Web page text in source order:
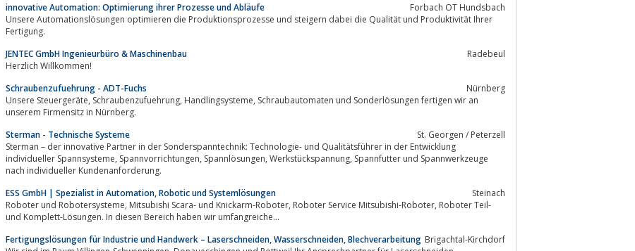
innovative Automation: Optimierung ihrer Prozesse und Abläufe
Forbach OT Hundsbach
Unsere Automationslösungen optimieren die Produktionsprozesse und steigern dabei die Qualität und Produktivität Ihrer
Fertigung.
JENTEC GmbH Ingenieurbüro & Maschinenbau
Radebeul
Herzlich Willkommen!
Schraubenzufuehrung - ADT-Fuchs
Nürnberg
Unsere Steuergeräte, Schraubenzufuehrung, Handlingsysteme, Schraubautomaten und Sonderlösungen fertigen wir an
unserem Firmensitz in Nürnberg.
Sterman - Technische Systeme
St. Georgen / Peterzell
Sterman – der innovative Partner in der Sonderspanntechnik: Technologie- und Qualitätsführer in der Entwicklung
individueller Spannsysteme, Spannvorrichtungen, Spannlösungen, Werkstückspannung, Spannfutter und Spannwerkzeuge
nach individueller Kundenanforderung.
ESS GmbH | Spezialist in Automation, Robotic und Systemlösungen
Steinach
Roboter und Robotersysteme, Mitsubishi Scara- und Knickarm-Roboter, Roboter Service Mitsubishi-Roboter, Roboter Teil-
und Komplett-Lösungen. In diesen Bereich haben wir umfangreiche...
Fertigungslösungen für Industrie und Handwerk – Laserschneiden, Wasserschneiden, Blechverarbeitung Brigachtal-Kirchdorf